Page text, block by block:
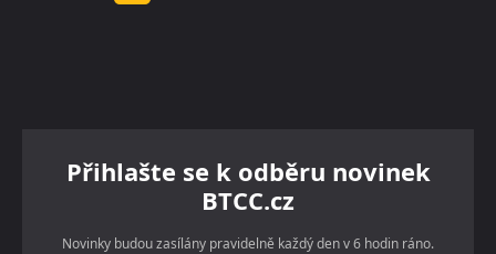
Přihlašte se k odběru novinek
BTCC.cz
Novinky budou zasílány pravidelně každý den v 6 hodin ráno.